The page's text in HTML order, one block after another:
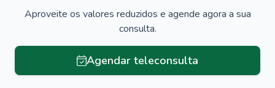
Aproveite os valores reduzidos e agende agora a sua
consulta.
Agendar teleconsulta